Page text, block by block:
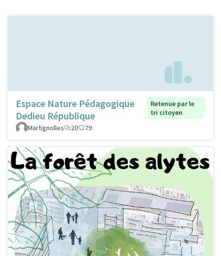
Espace Nature Pédagogique
Dedieu République
Retenue par le
tri citoyen
Martignolles
20 79